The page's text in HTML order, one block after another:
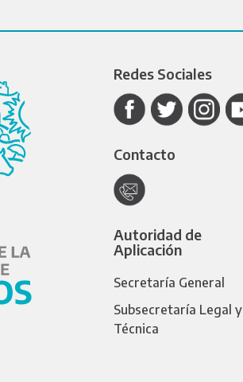
Redes Sociales
Contacto
Autoridad de
Aplicación
Secretaría General
Subsecretaría Legal y
Técnica